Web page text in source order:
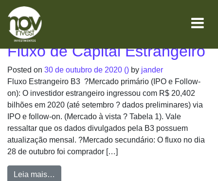
Mês:
Fluxo de Capital Estrangeiro
Posted on 30 de outubro de 2020 () by jander
Fluxo Estrangeiro B3 ?Mercado primário (IPO e Follow-
on): O investidor estrangeiro ingressou com R$ 20,402
bilhões em 2020 (até setembro ? dados preliminares) via
IPO e follow-on. (Mercado à vista ? Tabela 1). Vale
ressaltar que os dados divulgados pela B3 possuem
atualização mensal. ?Mercado secundário: O fluxo no dia
28 de outubro foi comprador […]
Leia mais…